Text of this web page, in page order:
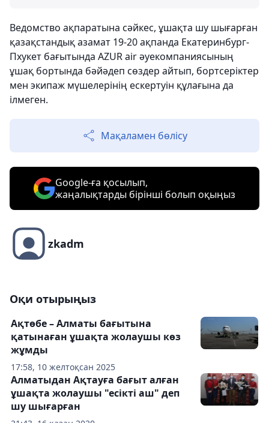
Ведомство ақпаратына сәйкес, ұшақта шу шығарған
қазақстандық азамат 19-20 ақпанда Екатеринбург-
Пхукет бағытында AZUR air әуекомпаниясының
ұшақ бортында бәйәдеп сөздер айтып, бортсеріктер
мен экипаж мүшелерінің ескертуін құлағына да
ілмеген.
Мақаламен бөлісу
Google-ға қосылып,
жаңалықтарды бірінші болып оқыңыз
zkadm
Оқи отырыңыз
17:58, 10 желтоқсан 2025
Ақтөбе – Алматы бағытына
қатынаған ұшақта жолаушы көз
жұмды
Алматыдан Ақтауға бағыт алған
ұшақта жолаушы "есікті аш" деп
шу шығарған